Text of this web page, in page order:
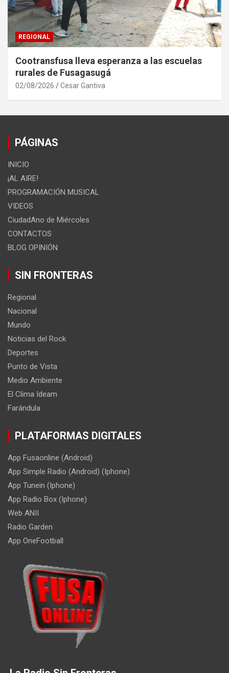
REGIONAL
Cootransfusa lleva esperanza a las escuelas
rurales de Fusagasugá
02/08/2026 Cesar Gantiva
PÁGINAS
INICIO
¡AL AIRE!
PROGRAMACIÓN MUSICAL
VIDEOS
CiudadAno de Miércoles
CONTACTOS
BLOG OPINIÓN
SIN FRONTERAS
Regional
Nacional
Mundo
Noticias del Rock
Deportes
Punto de Vista
Medio Ambiente
El Clima Ideam
Farándula
PLATAFORMAS DIGITALES
App Fusaonline (Android)
App Simple Radio (Android) (Iphone)
App Tunein (Iphone)
App Radio Box (Iphone)
Web ANII
Radio Garden
App OneFootball